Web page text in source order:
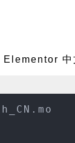
中